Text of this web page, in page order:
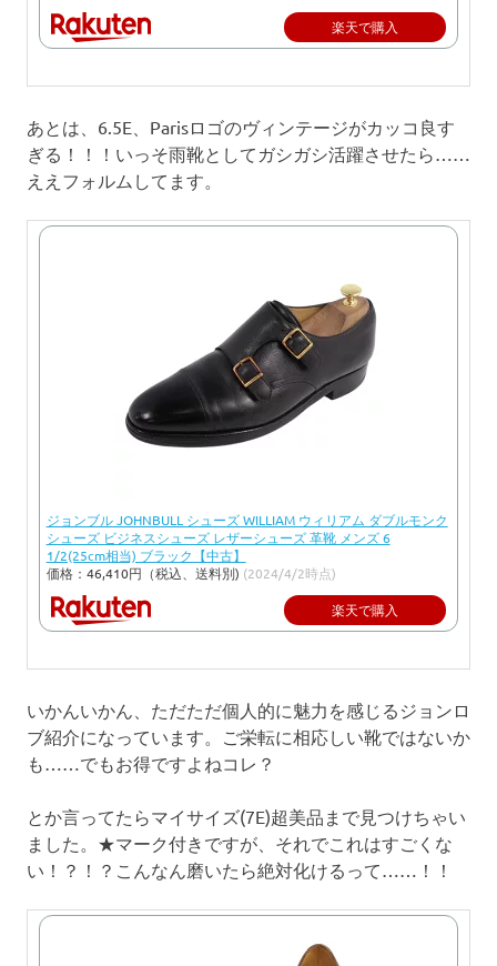
楽天で購入
あとは、6.5E、Parisロゴのヴィンテージがカッコ良す
ぎる！！！いっそ雨靴としてガシガシ活躍させたら……
ええフォルムしてます。
ジョンブル JOHNBULL シューズ WILLIAM ウィリアム ダブルモンク
シューズ ビジネスシューズ レザーシューズ 革靴 メンズ 6
1/2(25cm相当) ブラック【中古】
価格：46,410円（税込、送料別) (2024/4/2時点)
楽天で購入
いかんいかん、ただただ個人的に魅力を感じるジョンロ
ブ紹介になっています。ご栄転に相応しい靴ではないか
も……でもお得ですよねコレ？
とか言ってたらマイサイズ(7E)超美品まで見つけちゃい
ました。★マーク付きですが、それでこれはすごくな
い！？！？こんなん磨いたら絶対化けるって……！！